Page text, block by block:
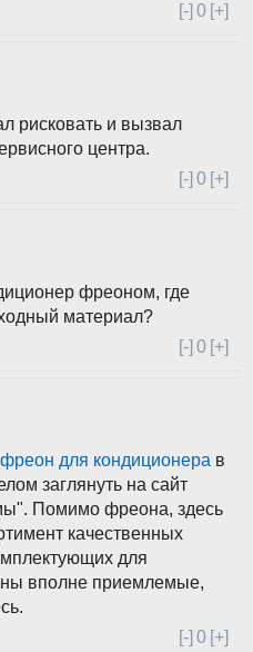
[-] 0 [+]
рисковать и вызвал
центра.
[-] 0 [+]
фреоном, где
материал?
[-] 0 [+]
фреон для кондиционера в
заглянуть на сайт
Помимо фреона, здесь
качественных
для
вполне приемлемые,
[-] 0 [+]